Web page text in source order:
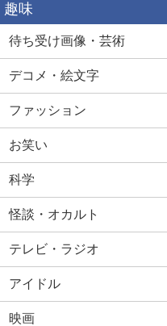
趣味
待ち受け画像・芸術
デコメ・絵文字
ファッション
お笑い
科学
怪談・オカルト
テレビ・ラジオ
アイドル
映画